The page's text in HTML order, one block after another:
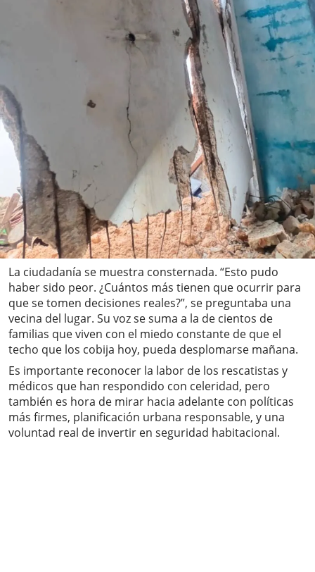
La ciudadanía se muestra consternada. “Esto pudo
haber sido peor. ¿Cuántos más tienen que ocurrir para
que se tomen decisiones reales?”, se preguntaba una
vecina del lugar. Su voz se suma a la de cientos de
familias que viven con el miedo constante de que el
techo que los cobija hoy, pueda desplomarse mañana.
Es importante reconocer la labor de los rescatistas y
médicos que han respondido con celeridad, pero
también es hora de mirar hacia adelante con políticas
más firmes, planificación urbana responsable, y una
voluntad real de invertir en seguridad habitacional.